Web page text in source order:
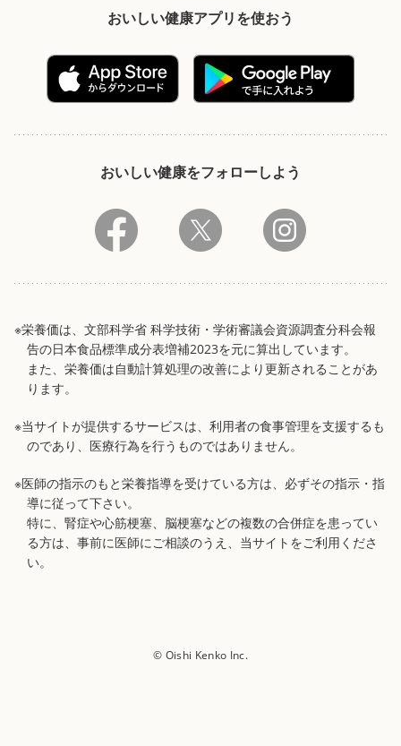
おいしい健康アプリを使おう
おいしい健康をフォローしよう
※栄養価は、文部科学省 科学技術・学術審議会資源調査分科会報
告の日本食品標準成分表増補2023を元に算出しています。
また、栄養価は自動計算処理の改善により更新されることがあ
ります。
※当サイトが提供するサービスは、利用者の食事管理を支援するも
のであり、医療行為を行うものではありません。
※医師の指示のもと栄養指導を受けている方は、必ずその指示・指
導に従って下さい。
特に、腎症や心筋梗塞、脳梗塞などの複数の合併症を患ってい
る方は、事前に医師にご相談のうえ、当サイトをご利用くださ
い。
© Oishi Kenko Inc.